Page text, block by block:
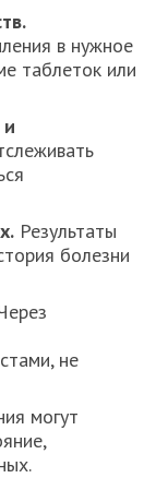
в нужное
таблеток или
Результаты
болезни
не
могут